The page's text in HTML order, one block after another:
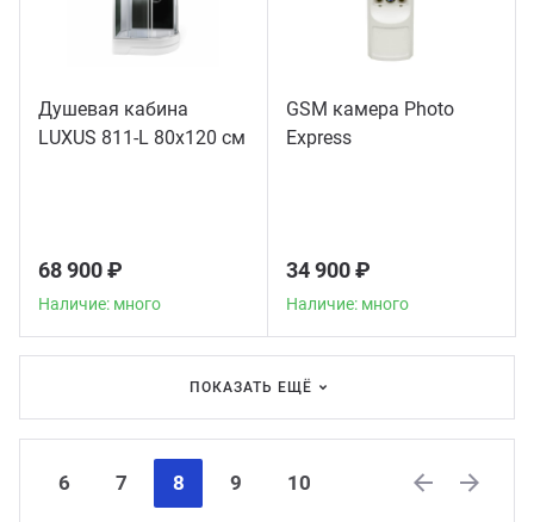
Душевая кабина
LUXUS 811-L 80х120 см
68 900 ₽
Наличие: много
GSM камера Photo
Express
34 900 ₽
Наличие: много
ПОКАЗАТЬ ЕЩЁ
6 7 8 9
10